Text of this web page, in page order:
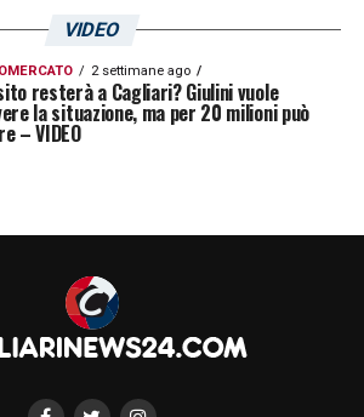
VIDEO
2 settimane ago
resterà a Cagliari? Giulini vuole
la situazione, ma per 20 milioni può
– VIDEO